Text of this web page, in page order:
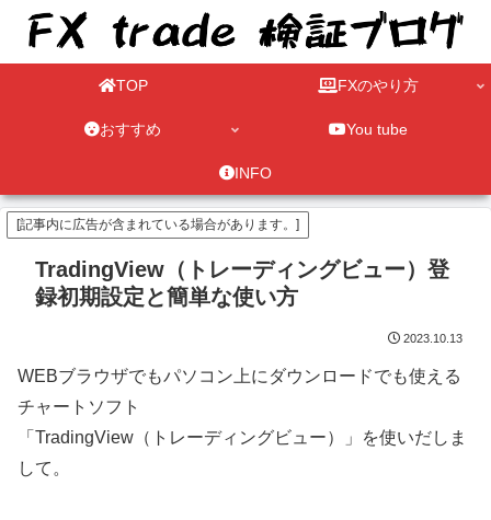
TOP FXのやり方
おすすめ You tube
INFO
[記事内に広告が含まれている場合があります。]
TradingView（トレーディングビュー）登
録初期設定と簡単な使い方
2023.10.13
WEBブラウザでもパソコン上にダウンロードでも使える
チャートソフト
「TradingView（トレーディングビュー）」を使いだしま
して。